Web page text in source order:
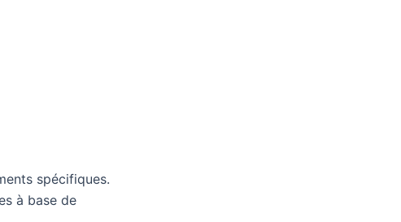
spécifiques.
à base de